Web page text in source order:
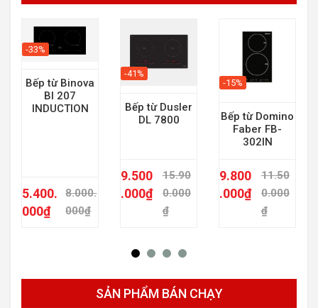
-33%
Bếp từ Binova
BI 207
INDUCTION
8.000.
000₫
5.400.
000₫
-41%
Bếp từ Dusler
DL 7800
15.90
0.000
₫
9.500
.000₫
-15%
Bếp từ Domino
Faber FB-
302IN
11.50
0.000
₫
9.800
.000₫
SẢN PHẨM BÁN CHẠY